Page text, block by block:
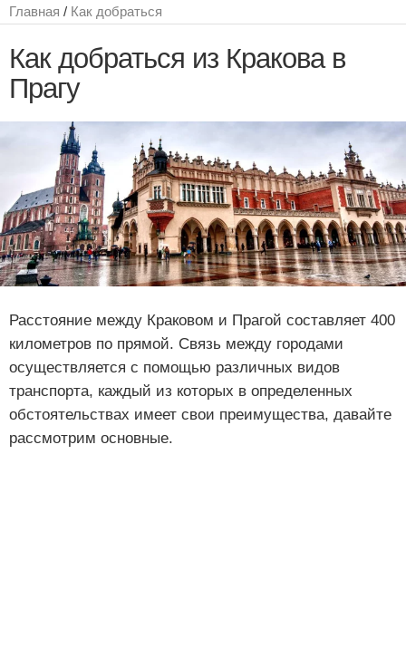
Главная / Как добраться
Как добраться из Кракова в
Прагу
Расстояние между Краковом и Прагой составляет 400
километров по прямой. Связь между городами
осуществляется с помощью различных видов
транспорта, каждый из которых в определенных
обстоятельствах имеет свои преимущества, давайте
рассмотрим основные.